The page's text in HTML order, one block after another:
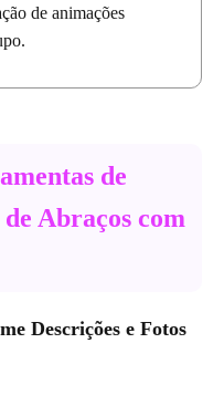
de animações
de
Abraços com
Descrições e Fotos